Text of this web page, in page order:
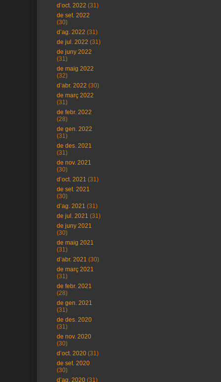
d’oct. 2022 (31)
de set. 2022
(30)
d’ag. 2022 (31)
de jul. 2022 (31)
de juny 2022
(31)
de maig 2022
(32)
d’abr. 2022 (30)
de març 2022
(31)
de febr. 2022
(28)
de gen. 2022
(31)
de des. 2021
(31)
de nov. 2021
(30)
d’oct. 2021 (31)
de set. 2021
(30)
d’ag. 2021 (31)
de jul. 2021 (31)
de juny 2021
(30)
de maig 2021
(31)
d’abr. 2021 (30)
de març 2021
(31)
de febr. 2021
(28)
de gen. 2021
(31)
de des. 2020
(31)
de nov. 2020
(30)
d’oct. 2020 (31)
de set. 2020
(30)
d’ag. 2020 (31)